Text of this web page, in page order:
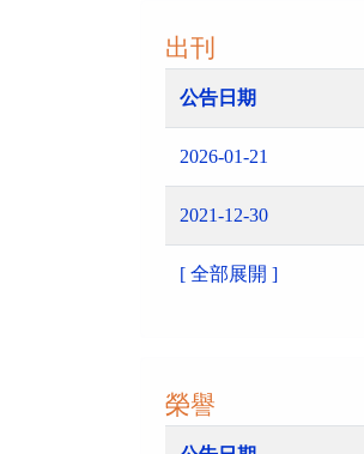
出刊
公告日期
2026-01-21
2021-12-30
[ 全部展開 ]
榮譽